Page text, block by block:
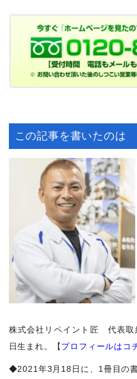
この記事を書いたのは
株式会社リペイント匠 代表
日生まれ。【プロフィールはコ
◆2021年3月18日に、1冊目の